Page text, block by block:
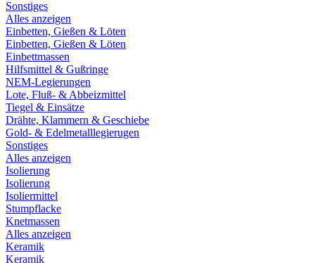
Sonstiges
Alles anzeigen
Einbetten, Gießen & Löten
Einbetten, Gießen & Löten
Einbettmassen
Hilfsmittel & Gußringe
NEM-Legierungen
Lote, Fluß- & Abbeizmittel
Tiegel & Einsätze
Drähte, Klammern & Geschiebe
Gold- & Edelmetalllegierugen
Sonstiges
Alles anzeigen
Isolierung
Isolierung
Isoliermittel
Stumpflacke
Knetmassen
Alles anzeigen
Keramik
Keramik